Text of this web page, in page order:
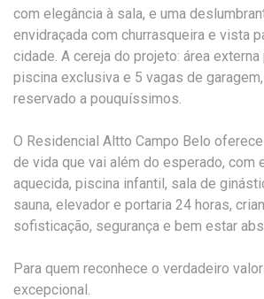
com elegância à sala, e uma
envidraçada com churrasqueira e vista
cidade. A cereja do projeto: área
piscina exclusiva e 5 vagas de
reservado a pouquíssimos.
O Residencial Altto Campo Belo
de vida que vai além do esperado, com
aquecida, piscina infantil, sala de
sauna, elevador e portaria 24 horas,
sofisticação, segurança e bem estar
Para quem reconhece o verdadeiro
excepcional.